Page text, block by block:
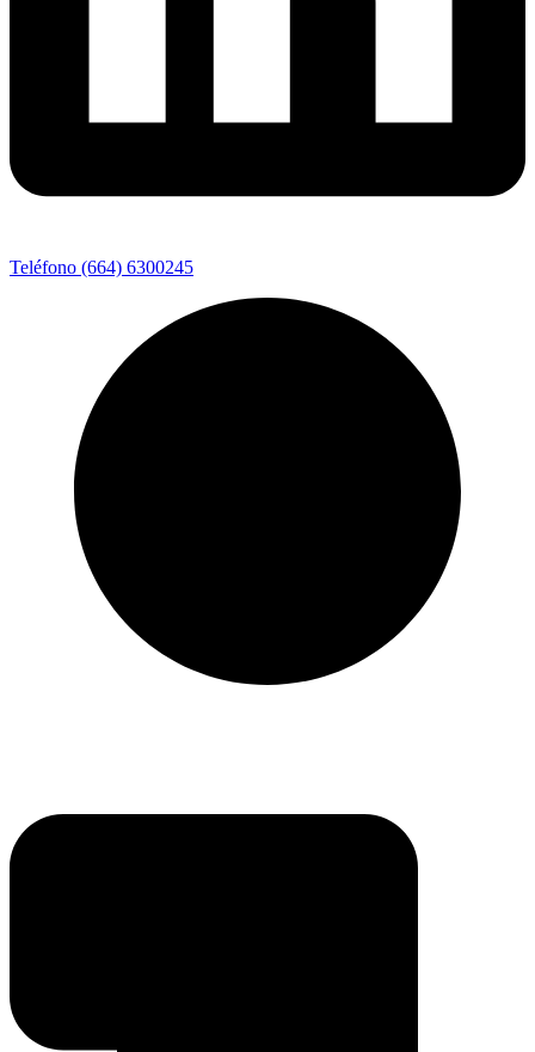
Teléfono (664) 6300245